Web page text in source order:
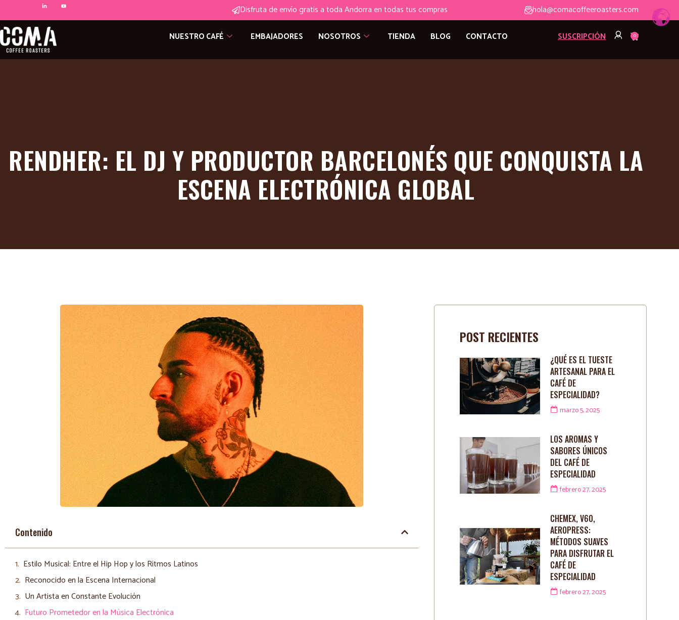
Disfruta de envío gratis a toda Andorra en todas tus compras hola@comacoffeeroasters.com
NUESTRO CAFÉ EMBAJADORES NOSOTROS TIENDA BLOG CONTACTO SUSCRIPCIÓN 0
RENDHER: EL DJ Y PRODUCTOR BARCELONÉS QUE CONQUISTA LA
ESCENA ELECTRÓNICA GLOBAL
Contenido
Estilo Musical: Entre el Hip Hop y los Ritmos Latinos
Reconocido en la Escena Internacional
Un Artista en Constante Evolución
Futuro Prometedor en la Música Electrónica
POST RECIENTES
¿QUÉ ES EL TUESTE
ARTESANAL PARA EL
CAFÉ DE
ESPECIALIDAD?
marzo 5, 2025
LOS AROMAS Y
SABORES ÚNICOS
DEL CAFÉ DE
ESPECIALIDAD
febrero 27, 2025
CHEMEX, V60,
AEROPRESS:
MÉTODOS SUAVES
PARA DISFRUTAR EL
CAFÉ DE
ESPECIALIDAD
febrero 27, 2025